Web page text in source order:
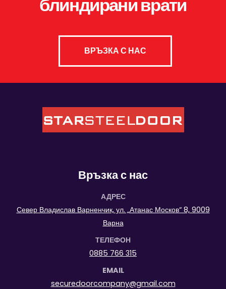
ВРЪЗКА С НАС
Връзка с нас
АДРЕС
Север Владислав Варненчик, ул. „Атанас Москов“ 8, 9009
Варна
ТЕЛЕФОН
0885 766 315
EMAIL
securedoorcompany@gmail.com